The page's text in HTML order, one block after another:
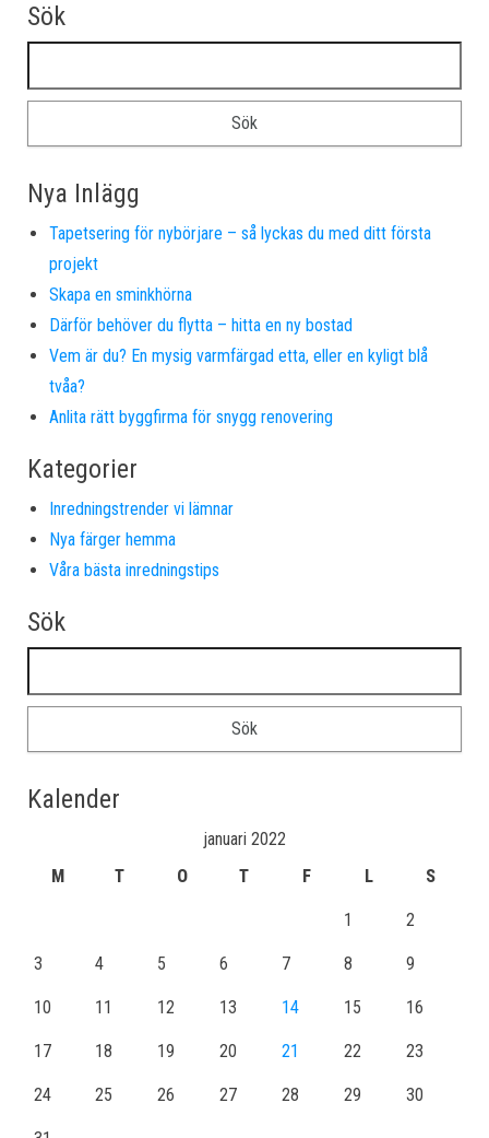
Sök
Nya Inlägg
Tapetsering för nybörjare – så lyckas du med ditt första
projekt
Skapa en sminkhörna
Därför behöver du flytta – hitta en ny bostad
Vem är du? En mysig varmfärgad etta, eller en kyligt blå
tvåa?
Anlita rätt byggfirma för snygg renovering
Kategorier
Inredningstrender vi lämnar
Nya färger hemma
Våra bästa inredningstips
Sök
Kalender
januari 2022
M
T O T F L S
1 2
3 4 5 6 7 8 9
10 11 12 13 14 15 16
17 18 19 20 21 22 23
24 25 26 27 28 29 30